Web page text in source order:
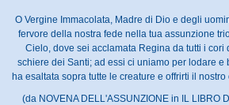
O Vergine Immacolata, Madre di Dio e degli
fervore della nostra fede nella tua assunzione
Cielo, dove sei acclamata Regina da tutti i cori
schiere dei Santi; ad essi ci uniamo per lodare e
ha esaltata sopra tutte le creature e offrirti il nostro
(da NOVENA DELL'ASSUNZIONE in IL LIBRO